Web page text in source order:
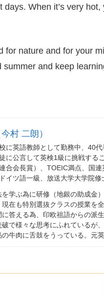
When it’s very
for nature and for your
summer and keep
村 二朗）
に英語教師として勤務中、 40代
に公言して英検1級に挑戦する
合会長賞）、 TOEIC満点、国連
イツ語一級、放送大学大学院修
学ぶ為に研修（地銀の助成金
在も特別選抜クラスの授業を
答える為、印欧祖語からの派
で様々な思考にふれているが
牛肉に舌鼓をうっている。元